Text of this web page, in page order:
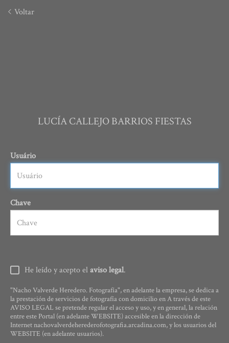
Voltar
LUCÍA CALLEJO BARRIOS FIESTAS
Usuário
Chave
He leído y acepto elaviso legal.
"Nacho Valverde Heredero. Fotografía", en adelante la empresa, se dedica a
la prestación de servicios de fotografía con domicilio en A través de este
AVISO LEGAL se pretende regular el acceso y uso, y en general, la relación
entre este Portal (en adelante WEBSITE) accesible en la dirección de
Internet nachovalverdeherederofotografia.arcadina.com, y los usuarios del
WEBSITE (en adelante usuarios).